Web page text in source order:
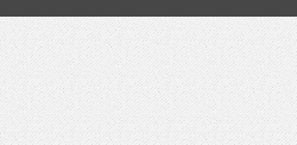
TE･･･